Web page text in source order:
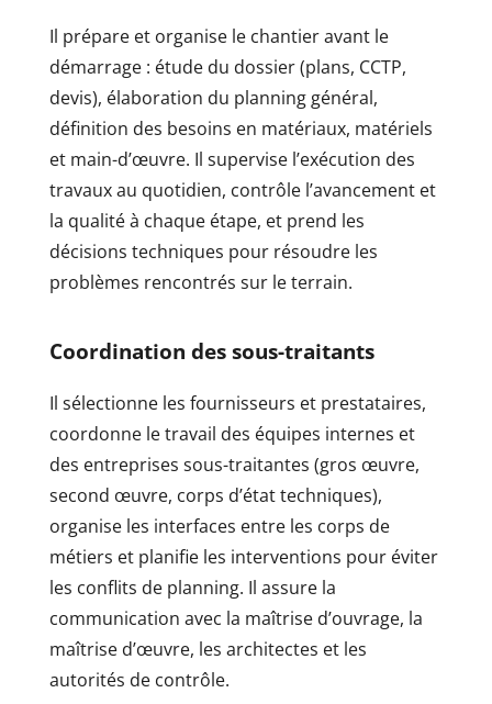
Il prépare et organise le chantier avant le
démarrage : étude du dossier (plans, CCTP,
devis), élaboration du planning général,
définition des besoins en matériaux, matériels
et main-d’œuvre. Il supervise l’exécution des
travaux au quotidien, contrôle l’avancement et
la qualité à chaque étape, et prend les
décisions techniques pour résoudre les
problèmes rencontrés sur le terrain.
Coordination des sous-traitants
Il sélectionne les fournisseurs et prestataires,
coordonne le travail des équipes internes et
des entreprises sous-traitantes (gros œuvre,
second œuvre, corps d’état techniques),
organise les interfaces entre les corps de
métiers et planifie les interventions pour éviter
les conflits de planning. Il assure la
communication avec la maîtrise d’ouvrage, la
maîtrise d’œuvre, les architectes et les
autorités de contrôle.